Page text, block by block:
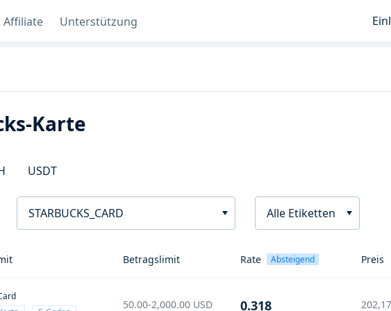
Affiliate Unterstützung
Karte
USDT
STARBUCKS_CARD Alle Etiketten
Betragslimit Rate Absteigend Preis
50.00-2,000.00 USD 0.318